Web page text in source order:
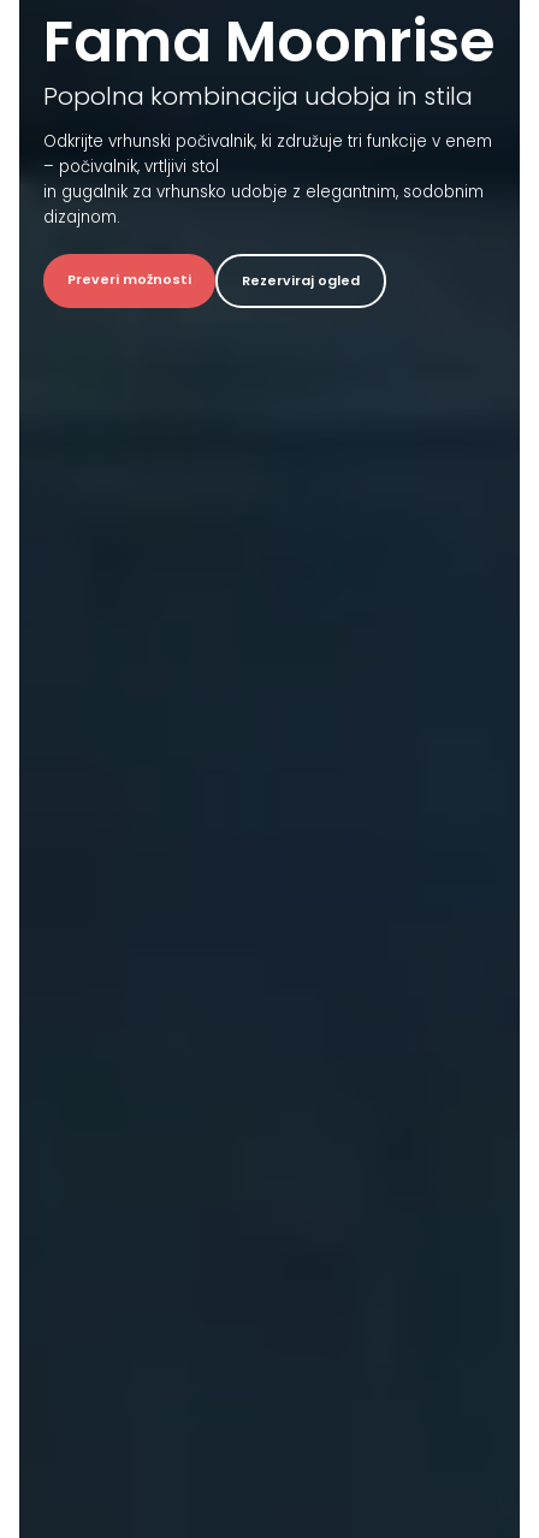
Fama Moonrise
Popolna kombinacija udobja in stila
Odkrijte vrhunski počivalnik, ki združuje tri funkcije v enem
– počivalnik, vrtljivi stol
in gugalnik za vrhunsko udobje z elegantnim, sodobnim
dizajnom.
Preveri možnosti Rezerviraj ogled